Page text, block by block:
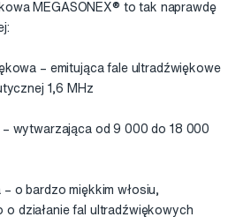
MEGASONEX® to tak naprawdę
– emitująca fale ultradźwiękowe
1,6 MHz
wytwarzająca od 9 000 do 18 000
o bardzo miękkim włosiu,
działanie fal ultradźwiękowych